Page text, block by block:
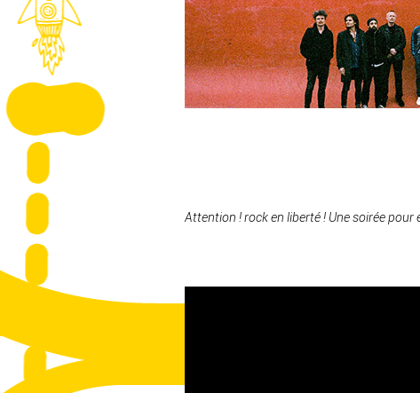
Attention ! rock en liberté ! Une soirée